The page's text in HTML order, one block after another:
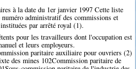
à la date du 1er janvier 1997 Cette liste
administratif des commissions et
par arrêté royal (1).
pour les travailleurs dont l'occupation est
et leurs employeurs.
paritaire auxiliaire pour ouvriers (2)
des mines 102Commission paritaire de